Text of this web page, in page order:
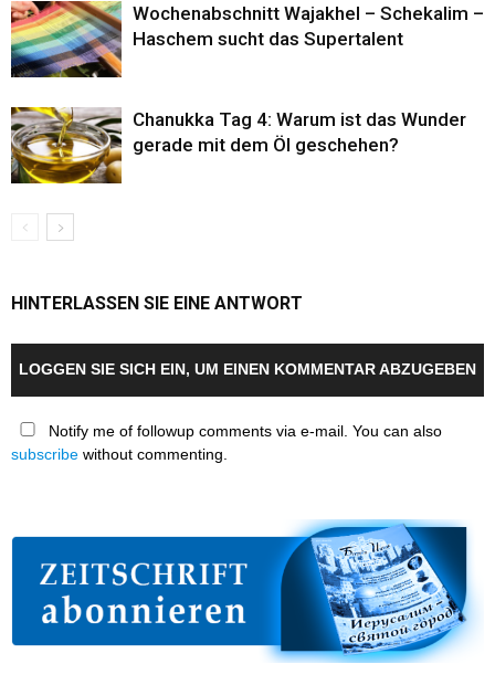
Wochenabschnitt Wajakhel – Schekalim –
Haschem sucht das Supertalent
Chanukka Tag 4: Warum ist das Wunder
gerade mit dem Öl geschehen?
HINTERLASSEN SIE EINE ANTWORT
LOGGEN SIE SICH EIN, UM EINEN KOMMENTAR ABZUGEBEN
Notify me of followup comments via e-mail. You can also
subscribe without commenting.